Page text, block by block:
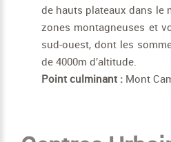
de hauts plateaux dans le
zones montagneuses et
sud-ouest, dont les
de 4000m d’altitude.
Point culminant : Mont